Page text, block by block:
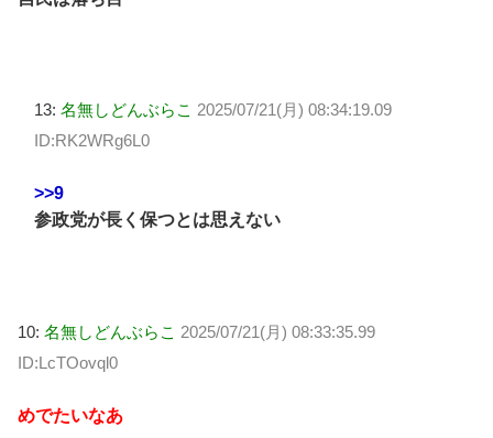
13: 名無しどんぶらこ 2025/07/21(月) 08:34:19.09
ID:RK2WRg6L0
>>9
参政党が長く保つとは思えない
10: 名無しどんぶらこ 2025/07/21(月) 08:33:35.99
ID:LcTOovql0
めでたいなあ